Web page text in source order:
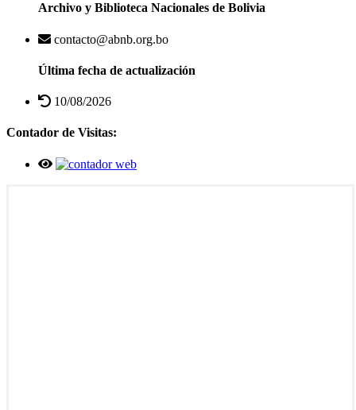
Archivo y Biblioteca Nacionales de Bolivia
contacto@abnb.org.bo
Última fecha de actualización
10/08/2026
Contador de Visitas: